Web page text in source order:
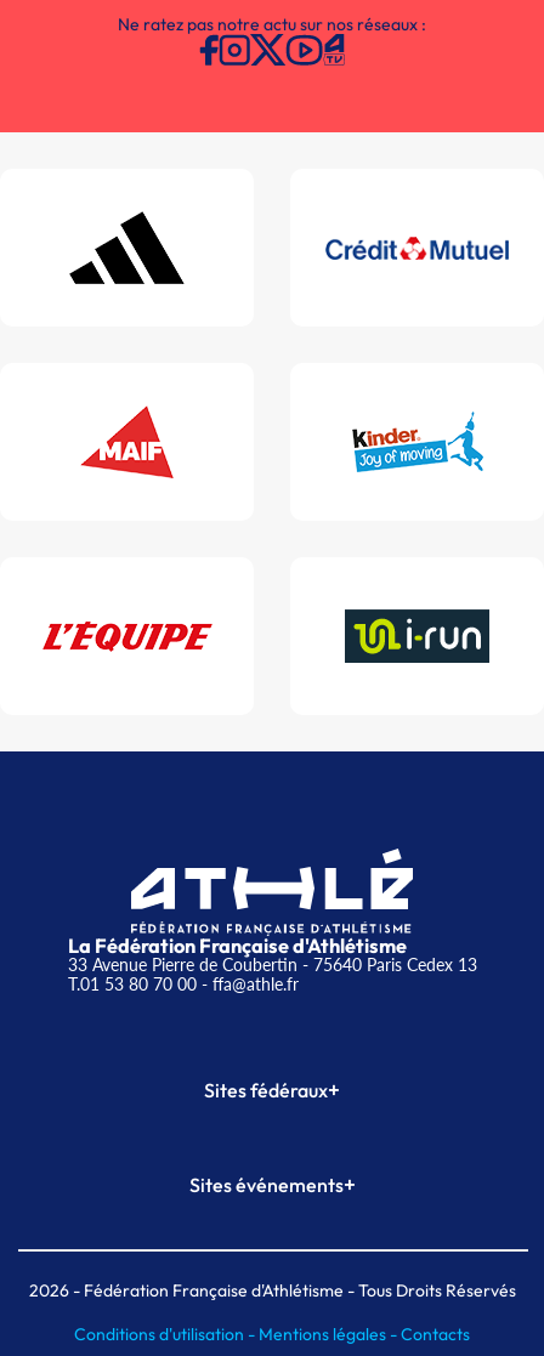
Ne ratez pas notre actu sur nos réseaux :
La Fédération Française d'Athlétisme
33 Avenue Pierre de Coubertin - 75640 Paris Cedex 13
T.01 53 80 70 00- ffa@athle.fr
Sites fédéraux+
Plateforme Formation
Sites événements+
Meeting de Paris indoor
MAIF Ekiden de Paris
2026- Fédération Française d'Athlétisme - Tous Droits Réservés
Conditions d'utilisation - Mentions légales -Contacts